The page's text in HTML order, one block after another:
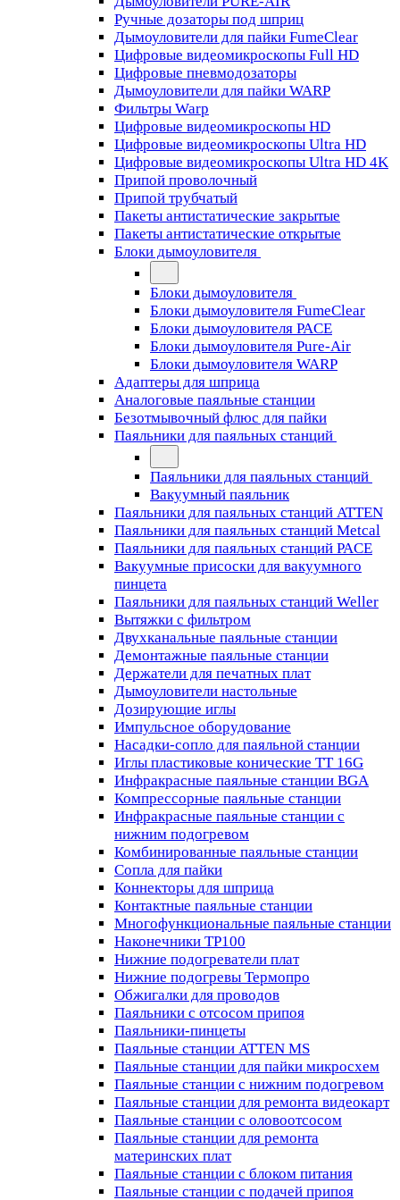
Ручные дозаторы под шприц
Дымоуловители для пайки FumeClear
Цифровые видеомикроскопы Full HD
Цифровые пневмодозаторы
Дымоуловители для пайки WARP
Фильтры Warp
Цифровые видеомикроскопы HD
Цифровые видеомикроскопы Ultra HD
Цифровые видеомикроскопы Ultra HD 4K
Припой проволочный
Припой трубчатый
Пакеты антистатические закрытые
Пакеты антистатические открытые
Блоки дымоуловителя
Блоки дымоуловителя
Блоки дымоуловителя FumeClear
Блоки дымоуловителя PACE
Блоки дымоуловителя Pure-Air
Блоки дымоуловителя WARP
Адаптеры для шприца
Аналоговые паяльные станции
Безотмывочный флюс для пайки
Паяльники для паяльных станций
Паяльники для паяльных станций
Вакуумный паяльник
Паяльники для паяльных станций ATTEN
Паяльники для паяльных станций Metcal
Паяльники для паяльных станций PACE
Вакуумные присоски для вакуумного
пинцета
Паяльники для паяльных станций Weller
Вытяжки с фильтром
Двухканальные паяльные станции
Демонтажные паяльные станции
Держатели для печатных плат
Дымоуловители настольные
Дозирующие иглы
Импульсное оборудование
Насадки-сопло для паяльной станции
Иглы пластиковые конические TT 16G
Инфракрасные паяльные станции BGA
Компрессорные паяльные станции
Инфракрасные паяльные станции с
нижним подогревом
Комбинированные паяльные станции
Сопла для пайки
Коннекторы для шприца
Контактные паяльные станции
Многофункциональные паяльные станции
Наконечники TP100
Нижние подогреватели плат
Нижние подогревы Термопро
Обжигалки для проводов
Паяльники с отсосом припоя
Паяльники-пинцеты
Паяльные станции ATTEN MS
Паяльные станции для пайки микросхем
Паяльные станции с нижним подогревом
Паяльные станции для ремонта видеокарт
Паяльные станции с оловоотсосом
Паяльные станции для ремонта
материнских плат
Паяльные станции с блоком питания
Паяльные станции с подачей припоя